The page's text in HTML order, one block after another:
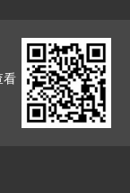
看